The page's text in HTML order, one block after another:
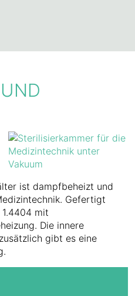
ist dampfbeheizt und
Gefertigt
mit
Die innere
gibt es eine